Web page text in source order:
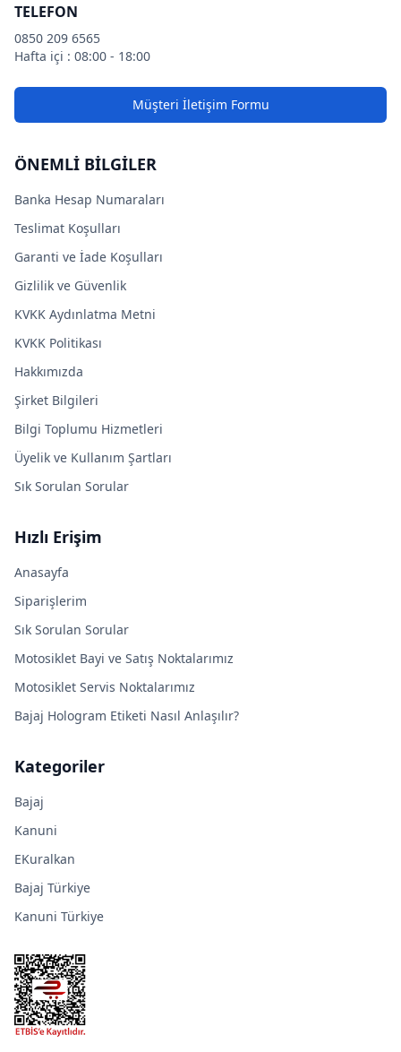
TELEFON
0850 209 6565
Hafta içi : 08:00 - 18:00
Müşteri İletişim Formu
ÖNEMLİ BİLGİLER
Banka Hesap Numaraları
Teslimat Koşulları
Garanti ve İade Koşulları
Gizlilik ve Güvenlik
KVKK Aydınlatma Metni
KVKK Politikası
Hakkımızda
Şirket Bilgileri
Bilgi Toplumu Hizmetleri
Üyelik ve Kullanım Şartları
Sık Sorulan Sorular
Hızlı Erişim
Anasayfa
Siparişlerim
Sık Sorulan Sorular
Motosiklet Bayi ve Satış Noktalarımız
Motosiklet Servis Noktalarımız
Bajaj Hologram Etiketi Nasıl Anlaşılır?
Kategoriler
Bajaj
Kanuni
EKuralkan
Bajaj Türkiye
Kanuni Türkiye